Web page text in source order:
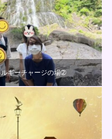
ギーチャージの場➁